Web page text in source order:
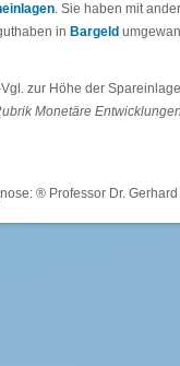
. Sie haben mit
in Bargeld
Vgl. zur Höhe der
Monetäre
® Professor Dr.